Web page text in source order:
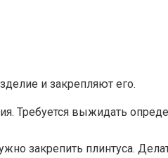
и закрепляют его.
Требуется выжидать
закрепить плинтуса.